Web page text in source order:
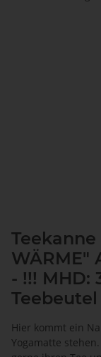
Teekanne
WÄRME"
- !!! MHD:
Teebeutel
Hier kommt ein
Yogamatte